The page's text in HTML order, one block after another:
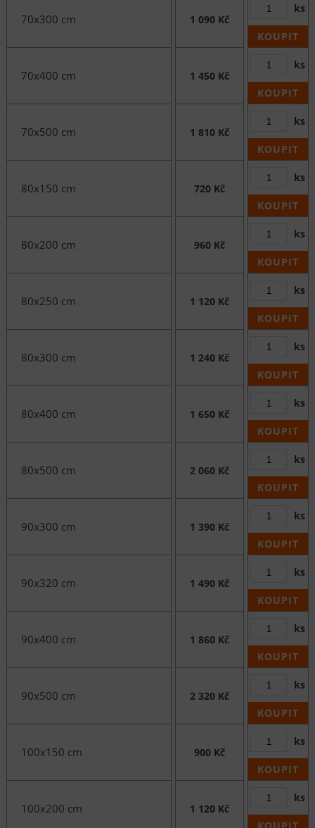
70x300 cm 1 090 Kč
ks
KOUPIT
70x400 cm 1 450 Kč
ks
KOUPIT
70x500 cm 1 810 Kč
ks
KOUPIT
80x150 cm 720 Kč
ks
KOUPIT
80x200 cm 960 Kč
ks
KOUPIT
80x250 cm 1 120 Kč
ks
KOUPIT
80x300 cm 1 240 Kč
ks
KOUPIT
80x400 cm 1 650 Kč
ks
KOUPIT
80x500 cm 2 060 Kč
ks
KOUPIT
90x300 cm 1 390 Kč
ks
KOUPIT
90x320 cm 1 490 Kč
ks
KOUPIT
90x400 cm 1 860 Kč
ks
KOUPIT
90x500 cm 2 320 Kč
ks
KOUPIT
100x150 cm 900 Kč
ks
KOUPIT
100x200 cm 1 120 Kč
ks